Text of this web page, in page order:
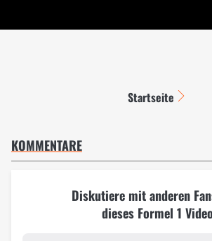
Startseite
KOMMENTARE
Diskutiere mit anderen
dieses Formel 1 Video